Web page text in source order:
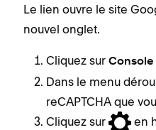
Le lien ouvre le site
nouvel onglet.
Cliquez sur Console
Dans le menu
reCAPTCHA que
Cliquez sur
en